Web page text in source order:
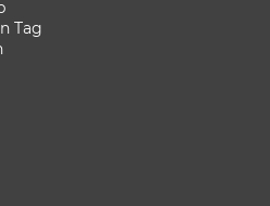
Tag